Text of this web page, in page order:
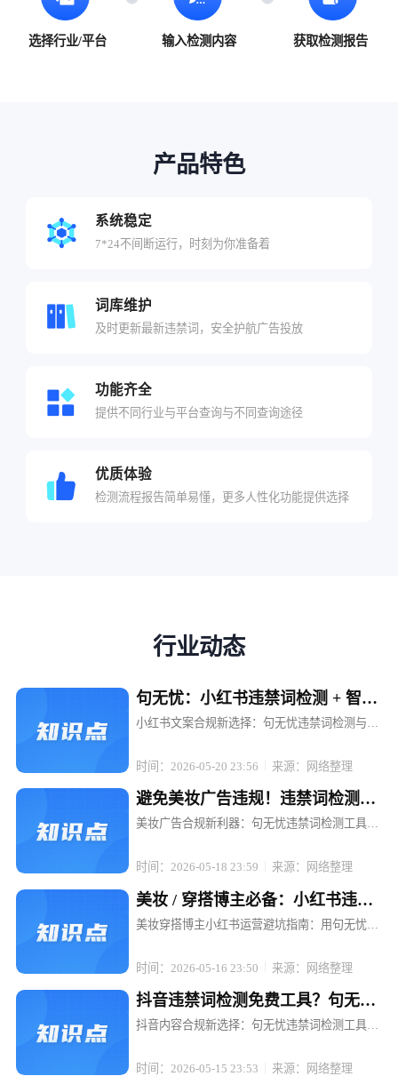
选择行业/平台 输入检测内容 获取检测报告
产品特色
系统稳定
7*24不间断运行，时刻为你准备着
词库维护
及时更新最新违禁词，安全护航广告投放
功能齐全
提供不同行业与平台查询与不同查询途径
优质体验
检测流程报告简单易懂，更多人性化功能提供选择
行业动态
句无忧：小红书违禁词检测 + 智能
替换，文案不打折
小红书文案合规新选择：句无忧违禁词检测与智
望通过优质内容吸引粉丝、提升转化。然而，违
禁词的存在却像一颗颗隐形的地雷...
时间：2026-05-20 23:56 来源：网络整理
避免美妆广告违规！违禁词检测工
具句无忧强烈推荐
美妆广告合规新利器：句无忧违禁词检测工具，
放已成为品牌推广的重要手段。然而，随着广告
法的日益严格和各平台规则的不断更新，美妆广
告中的违禁词问题成了众多品牌和...
时间：2026-05-18 23:59 来源：网络整理
美妆 / 穿搭博主必备：小红书违禁
词检测工具句无忧
美妆穿搭博主小红书运营避坑指南：用句无忧搞
能因"美白神器"被平台下架。对于依赖内容输出
的美妆穿搭博主而言，违禁词...
时间：2026-05-16 23:50 来源：网络整理
抖音违禁词检测免费工具？句无忧
满足合规需求
抖音内容合规新选择：句无忧违禁词检测工具，
发展的当下，内容创作者和电商运营者们面临着
前所未有的机遇，但同时也遭遇着诸多合规挑
时间：2026-05-15 23:53 来源：网络整理